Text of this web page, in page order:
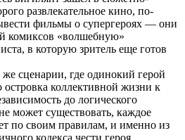
развлекательное кино, по-
фильмы о супергероях — они
комиксов «волшебную»
в которую зритель еще готов
сценарии, где одинокий герой
островка коллективной жизни к
до логического
может существовать, каждое
по своим правилам, и именно из